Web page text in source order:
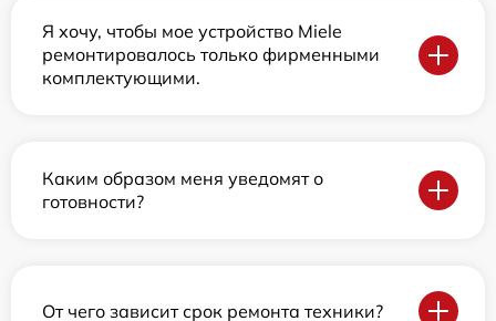
Я хочу, чтобы мое устройство Miele
ремонтировалось только фирменными
комплектующими.
Каким образом меня уведомят о
готовности?
От чего зависит срок ремонта техники?